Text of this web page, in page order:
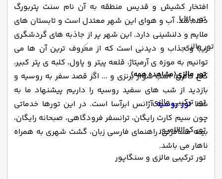
تور پاتایا
تور مالزی
تور مالزی(مشاهده همه)
تور ترکیبی مالزی
تور کوالالامپور
تور ترکیبی مالزی و سنگاپور
افتخار کشیش و قدیس منطقه به آن نام سنت پتربورگ
داده شد. آب و هوای این شهر معتدل است و تابستان های
ملایم و دلنشینی دارد. این شهر پر از جاذبه های گردشگری
زیبا و جذاب و دیدنی است که از معروف ترین آن ها می
توانیم به موزه ی آرمیتاژ، قلعه پیتر و پاول، کلبه ی پتر کبیر،
کاخ کاترن، اسب سوار برنزی و ... اگر قصد سفر به روسیه و
بازدید از شب های سفید روسیه را داریم پیشنهاد ما به
شماتور روسیهآژانس ابرآسا است. در این تورها خدماتی
چون سیم کارت رایگان، ترانسفر فرودگاهی، صبحانه رایگان،
بیمه مسافرتی، راهنمای فارسی زبان، گشت شهری به همراه
ناهار می باشد.